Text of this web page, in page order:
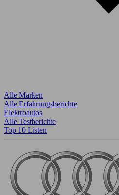
Alle Marken
Alle Erfahrungsberichte
Elektroautos
Alle Testberichte
Top 10 Listen